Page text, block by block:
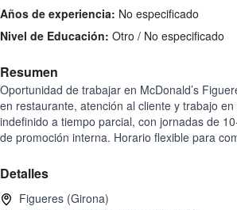
Años de experiencia: No especificado
Nivel de Educación: Otro / No especificado
Resumen
Oportunidad de trabajar en McDonald’s
en restaurante, atención al cliente y trabajo
indefinido a tiempo parcial, con jornadas de
de promoción interna. Horario flexible para
Detalles